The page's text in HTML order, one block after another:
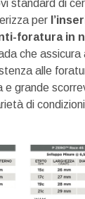
standard di
per
foratura in
che assicura
alle
e grande
di